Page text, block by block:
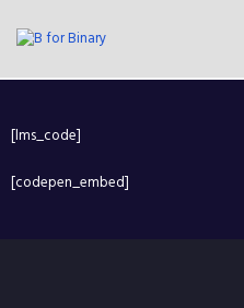
[lms_code]
[codepen_embed]